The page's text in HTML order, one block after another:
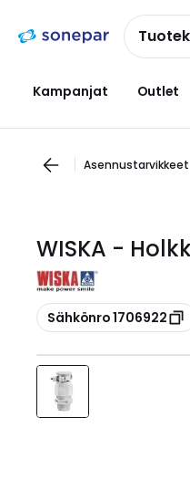
navigointiinsisältöön
Kampanjat Outlet
Asennustarvikkeet
WISKA -
Kopioi
Sähkönro 1706922